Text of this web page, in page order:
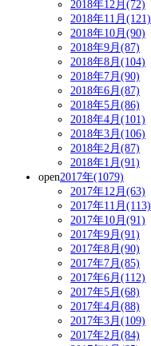
2018年12月(72)
2018年11月(121)
2018年10月(90)
2018年9月(87)
2018年8月(104)
2018年7月(90)
2018年6月(87)
2018年5月(86)
2018年4月(101)
2018年3月(106)
2018年2月(87)
2018年1月(91)
open2017年(1079)
2017年12月(63)
2017年11月(113)
2017年10月(91)
2017年9月(91)
2017年8月(90)
2017年7月(85)
2017年6月(112)
2017年5月(68)
2017年4月(88)
2017年3月(109)
2017年2月(84)